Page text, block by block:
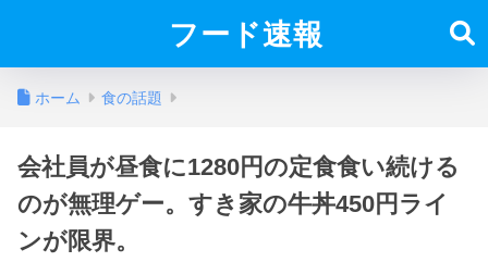
フード速報
ホーム 食の話題
会社員が昼食に1280円の定食食い続ける
のが無理ゲー。すき家の牛丼450円ライ
ンが限界。